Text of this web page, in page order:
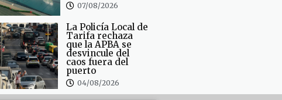
07/08/2026
La Policía Local de
Tarifa rechaza
que la APBA se
desvincule del
caos fuera del
puerto
04/08/2026